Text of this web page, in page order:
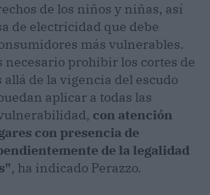
de los niños y niñas, así
de electricidad que debe
más vulnerables.
necesario prohibir los cortes de
de la vigencia del escudo
aplicar a todas las
con atención
con presencia de
de la legalidad
, ha indicado Perazzo.